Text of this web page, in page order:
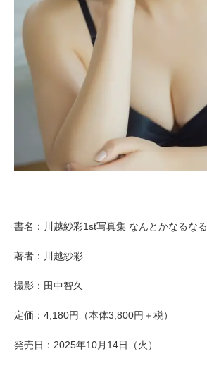
書名：川越紗彩1st写真集 なんとかなるなる
著者：川越紗彩
撮影：田中智久
定価：4,180円（本体3,800円＋税）
発売日：2025年10月14日（火）